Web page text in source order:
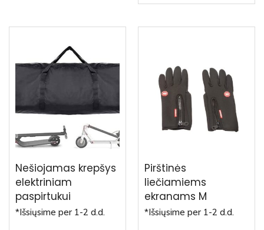
Nešiojamas krepšys
elektriniam
paspirtukui
*Išsiųsime per 1-2 d.d.
Pirštinės
liečiamiems
ekranams M
*Išsiųsime per 1-2 d.d.